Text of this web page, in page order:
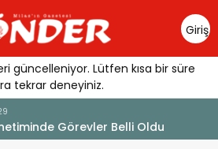
Giriş
Yap
güncelleniyor. Lütfen kısa bir süre
tekrar deneyiniz.
Özlem Arslan Cinayetinde İlk
Görülecek